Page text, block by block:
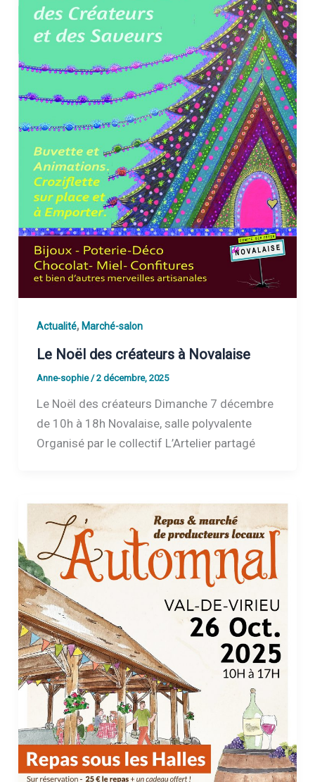
Actualité, Marché-salon
Le Noël des créateurs à Novalaise
Anne-sophie /2 décembre, 2025
Le Noël des créateurs Dimanche 7 décembre
de 10h à 18h Novalaise, salle polyvalente
Organisé par le collectif L’Artelier partagé